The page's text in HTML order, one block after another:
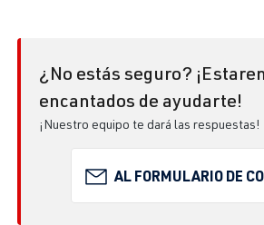
¿No estás seguro?
encantados de ayudarte!
¡Nuestro equipo te dará las respuestas!
AL FORMULARIO DE